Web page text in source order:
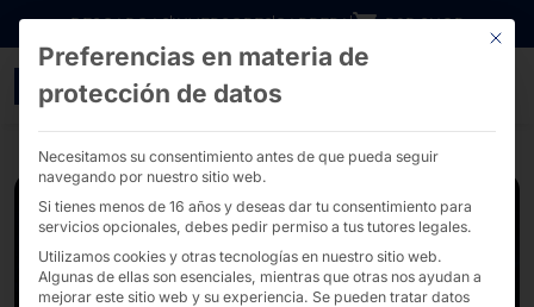
Ir directamente al contenido
DESCARGASINVERSORESCARRERA B2B SHOP
it-sa Expo&Congress
Este
Preferencias en materia de
protección de datos
Necesitamos su consentimiento antes de que pueda seguir
navegando por nuestro sitio web.
Si tienes menos de 16 años y deseas dar tu consentimiento para
servicios opcionales, debes pedir permiso a tus tutores legales.
Utilizamos cookies y otras tecnologías en nuestro sitio web.
Algunas de ellas son esenciales, mientras que otras nos ayudan a
mejorar este sitio web y su experiencia. Se pueden tratar datos